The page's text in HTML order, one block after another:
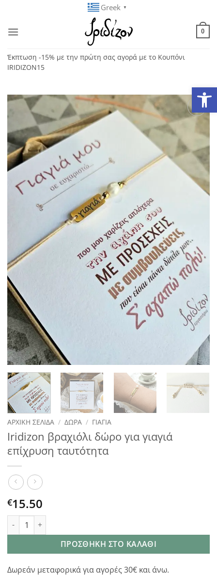
περιεχόμενο
Greek ▼
0
Έκπτωση -15% με την πρώτη σας αγορά με το Κουπόνι
IRIDIZON15
wishlist
ΑΡΧΙΚΉ ΣΕΛΊΔΑ / ΔΏΡΑ / ΓΙΑΓΙΆ
Iridizon βραχιόλι δώρο για γιαγιά
επίχρυση ταυτότητα
€15.50
Iridizon βραχιόλι δώρο για γιαγιά επίχρυση ταυτότητα
ΠΡΟΣΘΉΚΗ ΣΤΟ ΚΑΛΆΘΙ
Δωρεάν μεταφορικά για αγορές 30€ και άνω.